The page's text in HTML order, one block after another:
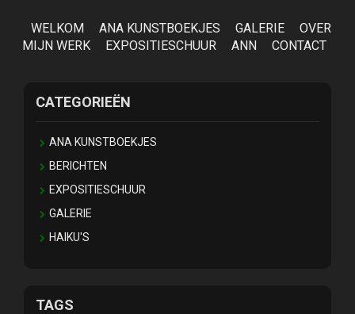
WELKOM ANA KUNSTBOEKJES GALERIE
OVER
MIJN WERK
EXPOSITIESCHUUR ANN CONTACT
CATEGORIEËN
ANA KUNSTBOEKJES
BERICHTEN
EXPOSITIESCHUUR
GALERIE
HAIKU'S
TAGS